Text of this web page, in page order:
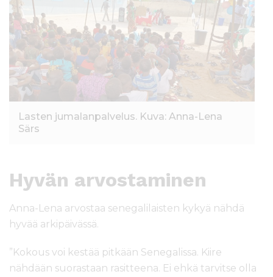
Lasten jumalanpalvelus. Kuva: Anna-Lena
Särs
Hyvän arvostaminen
Anna-Lena arvostaa senegalilaisten kykyä nähdä
hyvää arkipäivässä.
”Kokous voi kestää pitkään Senegalissa. Kiire
nähdään suorastaan rasitteena. Ei ehkä tarvitse olla